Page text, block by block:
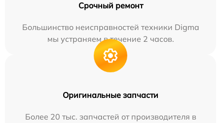
Срочный ремонт
Большинство неисправностей техники Digma
мы устраняем в течение 2 часов.
Оригинальные запчасти
Более 20 тыс. запчастей от производителя в